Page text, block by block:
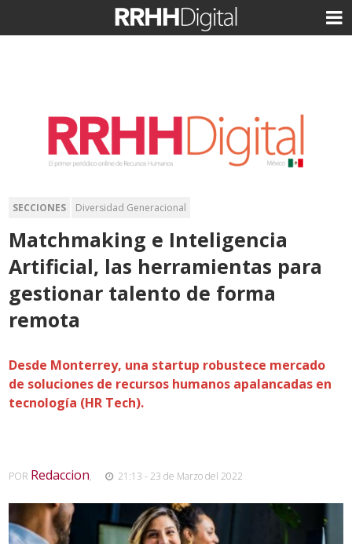
SECCIONES Diversidad Generacional
Matchmaking e Inteligencia
Artificial, las herramientas para
gestionar talento de forma
remota
Desde Monterrey, una startup robustece mercado
de soluciones de recursos humanos apalancadas en
tecnología (HR Tech).
POR Redaccion, 21:13 - 23 de Marzo del 2022